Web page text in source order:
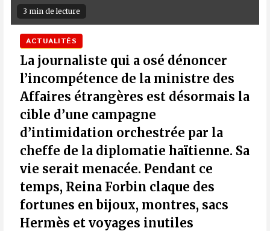
3 min de lecture
ACTUALITÉS
La journaliste qui a osé dénoncer
l’incompétence de la ministre des
Affaires étrangères est désormais la
cible d’une campagne
d’intimidation orchestrée par la
cheffe de la diplomatie haïtienne. Sa
vie serait menacée. Pendant ce
temps, Reina Forbin claque des
fortunes en bijoux, montres, sacs
Hermès et voyages inutiles